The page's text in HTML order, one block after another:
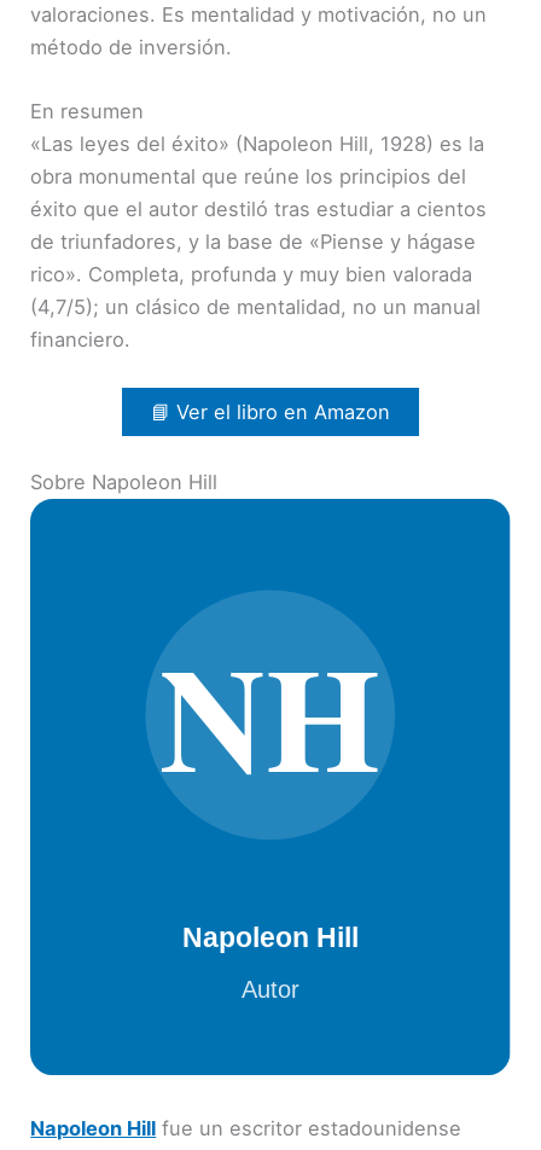
valoraciones. Es mentalidad y motivación, no un
método de inversión.
En resumen
«Las leyes del éxito» (Napoleon Hill, 1928) es la
obra monumental que reúne los principios del
éxito que el autor destiló tras estudiar a cientos
de triunfadores, y la base de «Piense y hágase
rico». Completa, profunda y muy bien valorada
(4,7/5); un clásico de mentalidad, no un manual
financiero.
📘 Ver el libro en Amazon
Sobre Napoleon Hill
Napoleon Hill fue un escritor estadounidense